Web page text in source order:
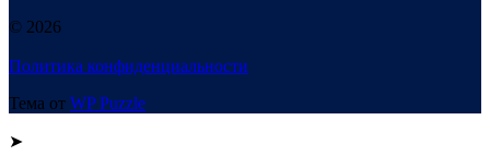
© 2026
Политика конфиденциальности
Тема от WP Puzzle
➤